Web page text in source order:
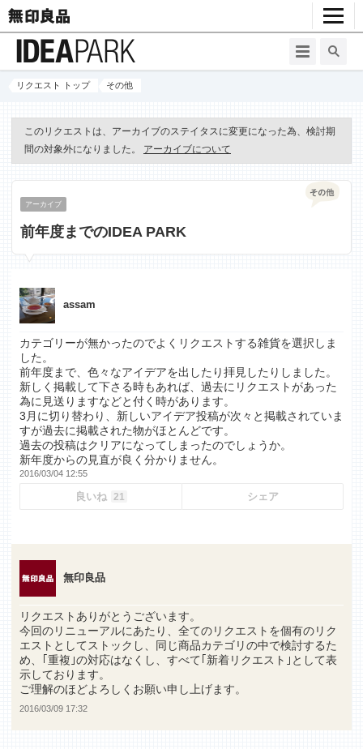
リクエスト トップ その他
このリクエストは、アーカイブのステイタスに変更になった為、検討期
間の対象外になりました。
アーカイブについて
アーカイブ
前年度までのIDEA PARK
assam
カテゴリーが無かったのでよくリクエストする雑貨を選択しま
した。
前年度まで、色々なアイデアを出したり拝見したりしました。
新しく掲載して下さる時もあれば、過去にリクエストがあった
為に見送りますなどと付く時があります。
3月に切り替わり、新しいアイデア投稿が次々と掲載されていま
すが過去に掲載された物がほとんどです。
過去の投稿はクリアになってしまったのでしょうか。
新年度からの見直が良く分かりません。
2016/03/04 12:55
良いね 21 シェア
無印良品
リクエストありがとうございます。
今回のリニューアルにあたり、全てのリクエストを個有のリク
エストとしてストックし、同じ商品カテゴリの中で検討するた
め、｢重複｣の対応はなくし、すべて｢新着リクエスト｣として表
示しております。
ご理解のほどよろしくお願い申し上げます。
2016/03/09 17:32